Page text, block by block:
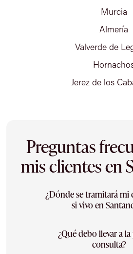
Murcia
Almería
Valverde de
Jerez de los
Preguntas
mis clientes en
¿Dónde se tramitará mi
si vivo en
En Santander tienen sede
Instrucción, los Juzgados
¿Qué debo llevar a
consulta?